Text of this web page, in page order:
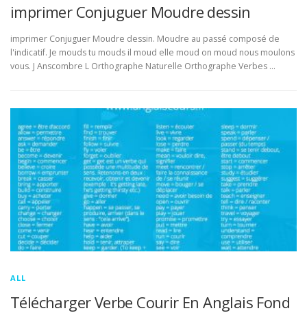
imprimer Conjuguer Moudre dessin
imprimer Conjuguer Moudre dessin. Moudre au passé composé de
l'indicatif. Je mouds tu mouds il moud elle moud on moud nous moulons
vous. J Anscombre L Orthographe Naturelle Orthographe Verbes …
ALL
Télécharger Verbe Courir En Anglais Fond